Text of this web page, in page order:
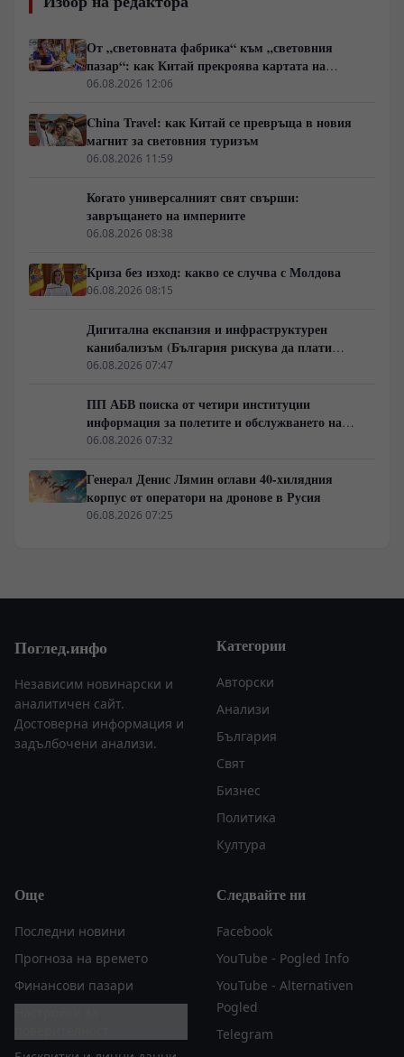
От „световната фабрика“ към „световния
пазар“: как Китай прекроява картата на
глобалното потребление
06.08.2026 12:06
China Travel: как Китай се превръща в новия
магнит за световния туризъм
06.08.2026 11:59
Когато универсалният свят свърши:
завръщането на империите
06.08.2026 08:38
Криза без изход: какво се случва с Молдова
06.08.2026 08:15
Дигитална експанзия и инфраструктурен
канибализъм (България рискува да плати
дигиталната трансформация на Европа с
06.08.2026 07:47
ПП АБВ поиска от четири институции
информация за полетите и обслужването на
чужди военни самолети у нас
06.08.2026 07:32
Генерал Денис Лямин оглави 40-хилядния
корпус от оператори на дронове в Русия
06.08.2026 07:25
Поглед.инфо
Независим новинарски и
аналитичен сайт.
Достоверна информация и
задълбочени анализи.
Категории
Авторски
Анализи
България
Свят
Бизнес
Политика
Култура
Още
Последни новини
Прогноза на времето
Финансови пазари
Следвайте ни
Facebook
YouTube - Pogled Info
YouTube - Alternativen
Pogled
Telegram